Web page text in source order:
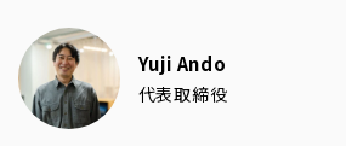
Yuji Ando
代表取締役